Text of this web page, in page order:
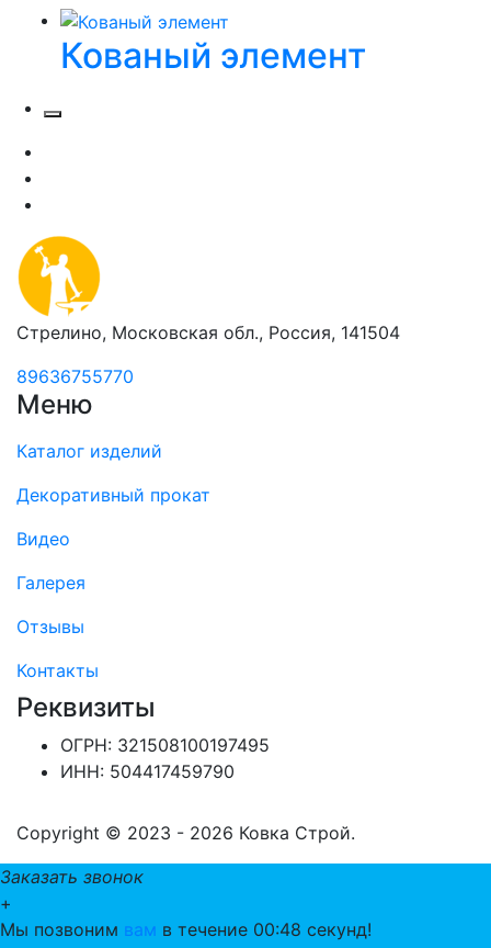
Кованый элемент
Стрелино, Московская обл., Россия, 141504
89636755770
Меню
Каталог изделий
Декоративный прокат
Видео
Галерея
Отзывы
Контакты
Реквизиты
ОГРН: 321508100197495
ИНН: 504417459790
Copyright © 2023 - 2026 Ковка Строй.
Заказать звонок
+
Мы позвоним вам в течение 00:48 секунд!